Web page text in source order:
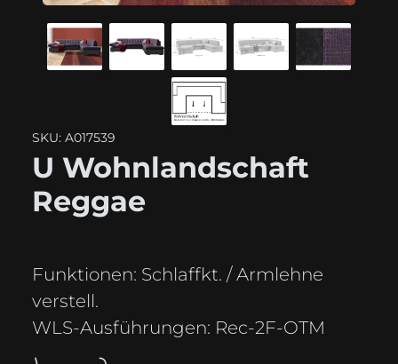
SKU: A017539
U Wohnlandschaft
Reggae
Funktionen: Schlaffkt. / Armlehne
verstell.
WLS-Ausführungen: Rec-2F-OTM